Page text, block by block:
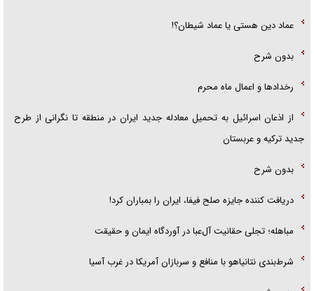
عماد دین هستی یا عماد شیطان؟!
بدون شرح
رخداد‌ها و اعمال ماه محرم
از اذعان اسرائیل به تحمیل معادله جدید ایران در منطقه تا نگرانی از طرح
جدید ترکیه و عربستان
بدون شرح
دریافت کننده جایزه صلح فیفا، ایران را بمباران کرد!
مباهله؛ تجلی حقانیت آل‌عبا در آوردگاه ایمان و حقیقت
شرط‌بندی نتانیاهو با منافع و سربازان آمریکا در غرب آسیا